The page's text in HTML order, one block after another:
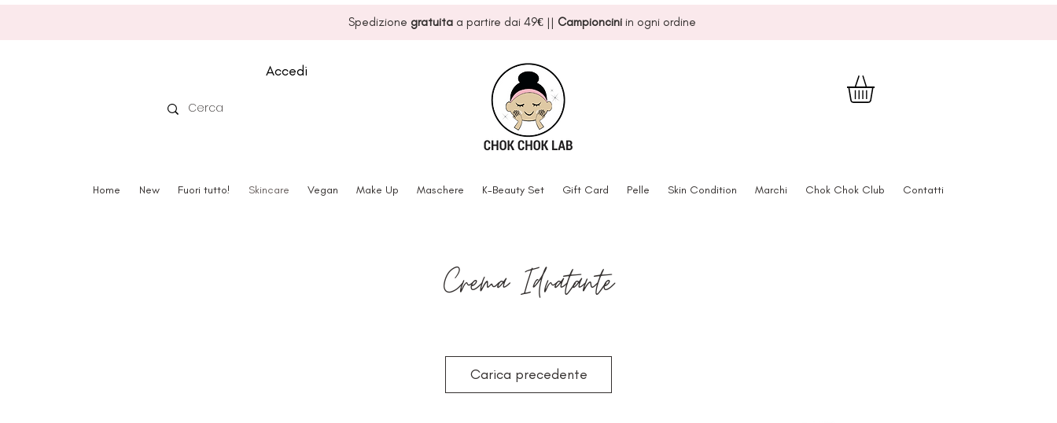
Spedizione gratuita a partire dai 49€ || Campioncini in ogni ordine
Accedi
Home New Fuori tutto! Skincare Vegan Make Up Maschere K-Beauty Set Gift Card Pelle Skin Condition Marchi Chok Chok Club Contatti
Crema Idratante
Carica precedente